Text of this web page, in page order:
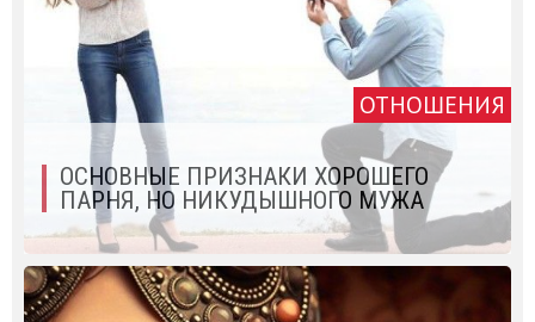
ОТНОШЕНИЯ
ОСНОВНЫЕ ПРИЗНАКИ ХОРОШЕГО
ПАРНЯ, НО НИКУДЫШНОГО МУЖА